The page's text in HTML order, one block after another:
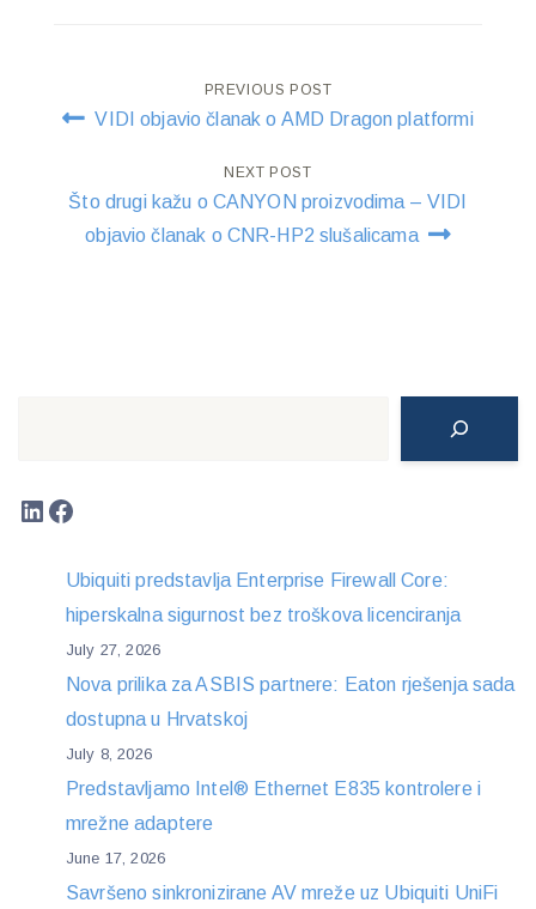
Post
navigation
PREVIOUS POST
VIDI objavio članak o AMD Dragon platformi
NEXT POST
Što drugi kažu o CANYON proizvodima – VIDI
objavio članak o CNR-HP2 slušalicama
LinkedIn
Facebook
Ubiquiti predstavlja Enterprise Firewall Core:
hiperskalna sigurnost bez troškova licenciranja
July 27, 2026
Nova prilika za ASBIS partnere: Eaton rješenja sada
dostupna u Hrvatskoj
July 8, 2026
Predstavljamo Intel® Ethernet E835 kontrolere i
mrežne adaptere
June 17, 2026
Savršeno sinkronizirane AV mreže uz Ubiquiti UniFi